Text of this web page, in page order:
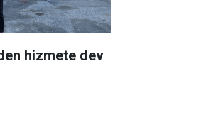
hizmete dev